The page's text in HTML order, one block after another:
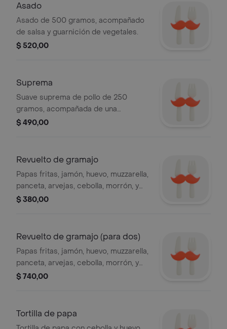
Asado
Asado de 500 gramos, acompañado
de salsa y guarnición de vegetales.
$ 520,00
Suprema
Suave suprema de pollo de 250
gramos, acompañada de una
guarnición fresca y sabrosa.
$ 490,00
Revuelto de gramajo
Papas fritas, jamón, huevo, muzzarella,
panceta, arvejas, cebolla, morrón, y
perejil
$ 380,00
Revuelto de gramajo (para dos)
Papas fritas, jamón, huevo, muzzarella,
panceta, arvejas, cebolla, morrón, y
perejil
$ 740,00
Tortilla de papa